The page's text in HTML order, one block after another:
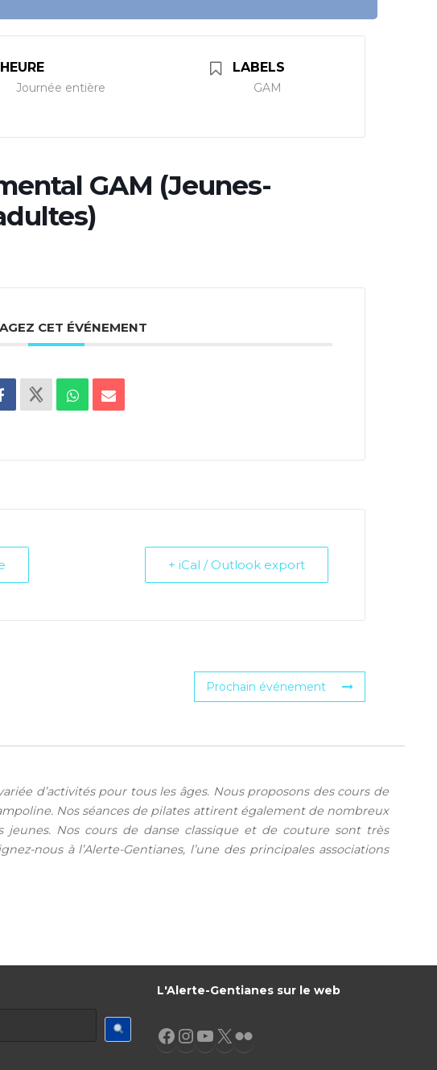
HEURE
Journée entière
LABELS
GAM
GAM (Jeunes-
CET ÉVÉNEMENT
+ iCal / Outlook export
Prochain événement
d’activités pour tous les âges. Nous proposons des cours de
Nos séances de pilates attirent également de nombreux
Nos cours de danse classique et de couture sont très
nous à l’Alerte-Gentianes, l’une des principales associations
L'Alerte-Gentianes sur le web
Facebook
Instagram
YouTube
X Flickr